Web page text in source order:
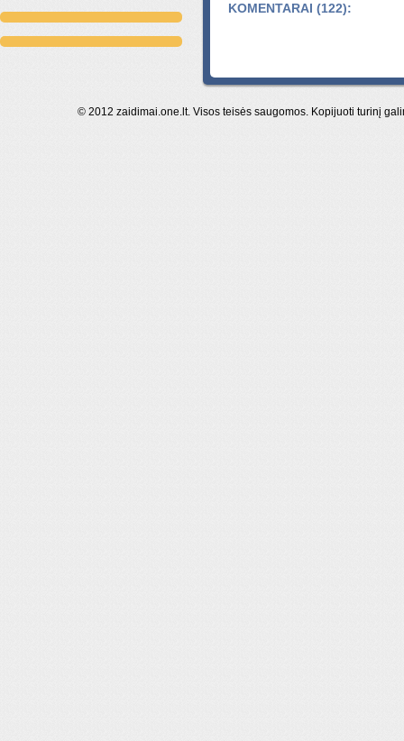
KOMENTARAI (122):
© 2012 zaidimai.one.lt. Visos teisės saugomos. Kopijuoti turinį